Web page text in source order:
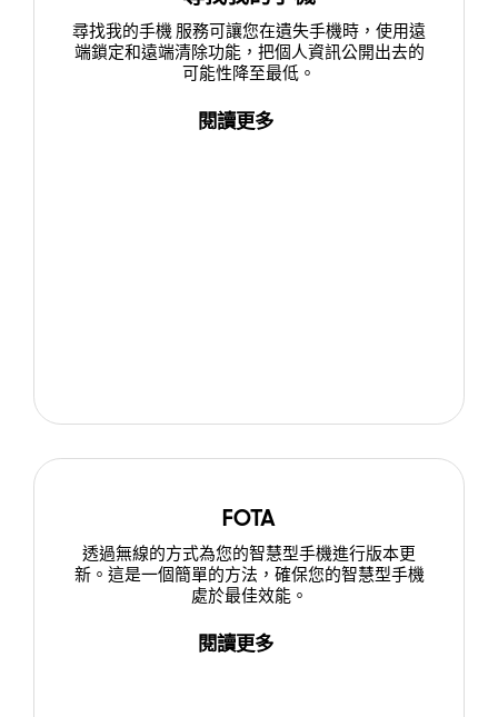
尋找我的手機 服務可讓您在遺失手機時，使用遠
端鎖定和遠端清除功能，把個人資訊公開出去的
可能性降至最低。
閱讀更多
FOTA
透過無線的方式為您的智慧型手機進行版本更
新。這是一個簡單的方法，確保您的智慧型手機
處於最佳效能。
閱讀更多